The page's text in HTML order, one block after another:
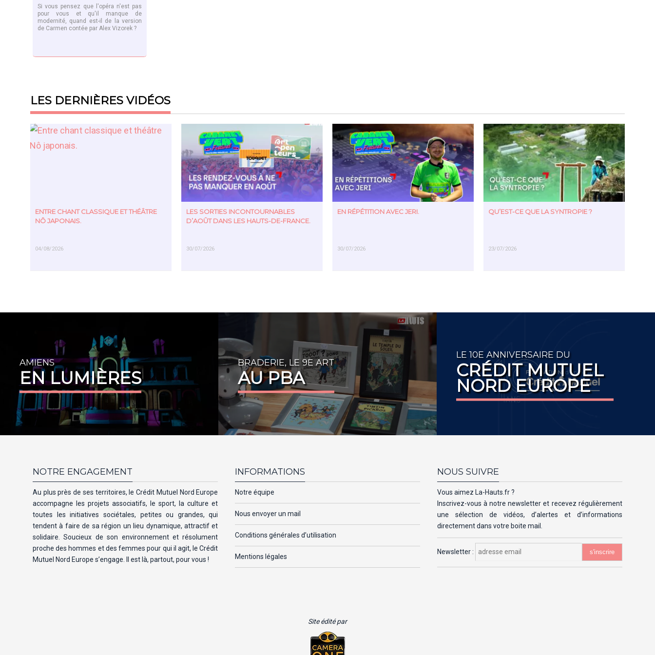
Si vous pensez que l'opéra n'est pas
pour vous et qu'il manque de
modernité, quand est-il de la version
de Carmen contée par Alex Vizorek ?
LES DERNIÈRES VIDÉOS
ENTRE CHANT CLASSIQUE ET THÉÂTRE
NÔ JAPONAIS.
04/08/2026
LES SORTIES INCONTOURNABLES
D’AOÛT DANS LES HAUTS-DE-FRANCE.
30/07/2026
EN RÉPÉTITION AVEC JERI.
30/07/2026
QU’EST-CE QUE LA SYNTROPIE ?
23/07/2026
AMIENS
EN LUMIÈRES
BRADERIE, LE 9E ART
AU PBA
LE 10E ANNIVERSAIRE DU
CRÉDIT MUTUEL
NORD EUROPE
NOTRE ENGAGEMENT
Au plus près de ses territoires, le Crédit Mutuel Nord Europe
accompagne les projets associatifs, le sport, la culture et
toutes les initiatives sociétales, petites ou grandes, qui
tendent à faire de sa région un lieu dynamique, attractif et
solidaire. Soucieux de son environnement et résolument
proche des hommes et des femmes pour qui il agit, le Crédit
Mutuel Nord Europe s’engage. Il est là, partout, pour vous !
INFORMATIONS
Notre équipe
Nous envoyer un mail
Conditions générales d’utilisation
Mentions légales
NOUS SUIVRE
Vous aimez La-Hauts.fr ?
Inscrivez-vous à notre newsletter et recevez régulièrement
une sélection de vidéos, d’alertes et d’informations
directement dans votre boite mail.
Newsletter :
Site édité par